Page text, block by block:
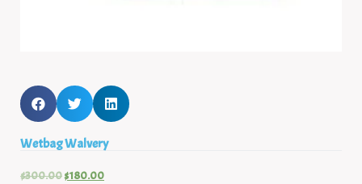
Wetbag Walvery
$300.00$180.00